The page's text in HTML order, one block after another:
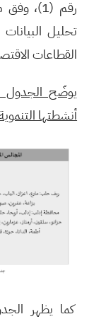
رقم
تحليل
القطاعات
يوضّح الجدول
أنشطتها
كما يظهر